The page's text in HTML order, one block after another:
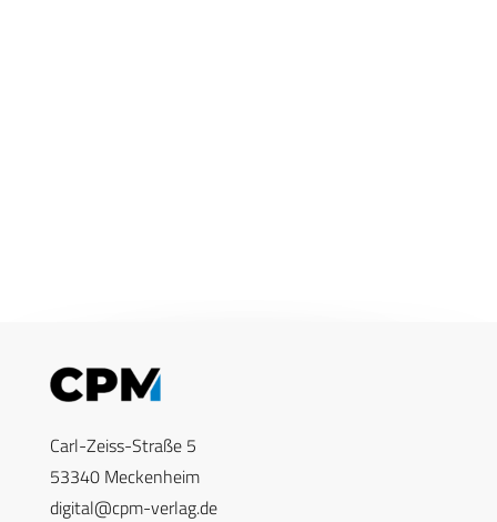
Carl-Zeiss-Straße 5
53340 Meckenheim
digital@cpm-verlag.de